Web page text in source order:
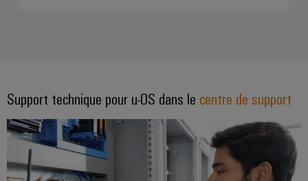
Support technique pour u-OS dans le centre de support